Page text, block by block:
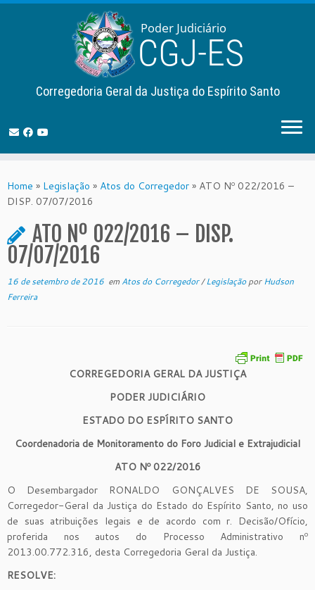
to
content
Corregedoria Geral da Justiça do Espírito Santo
Home » Legislação » Atos do Corregedor » ATO Nº 022/2016 –
DISP. 07/07/2016
ATO Nº 022/2016 – DISP.
07/07/2016
16 de setembro de 2016 em Atos do Corregedor/LegislaçãoporHudson
Ferreira
CORREGEDORIA GERAL DA JUSTIÇA
PODER JUDICIÁRIO
ESTADO DO ESPÍRITO SANTO
Coordenadoria de Monitoramento do Foro Judicial e Extrajudicial
ATO Nº 022/2016
O Desembargador RONALDO GONÇALVES DE SOUSA,
Corregedor-Geral da Justiça do Estado do Espírito Santo, no uso
de suas atribuições legais e de acordo com r. Decisão/Ofício,
proferida nos autos do Processo Administrativo nº
2013.00.772.316, desta Corregedoria Geral da Justiça.
RESOLVE: